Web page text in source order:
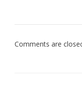
Comments are